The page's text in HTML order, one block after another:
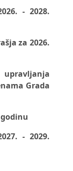
- 2028.
za 2026.
Grada
godinu
- 2029.